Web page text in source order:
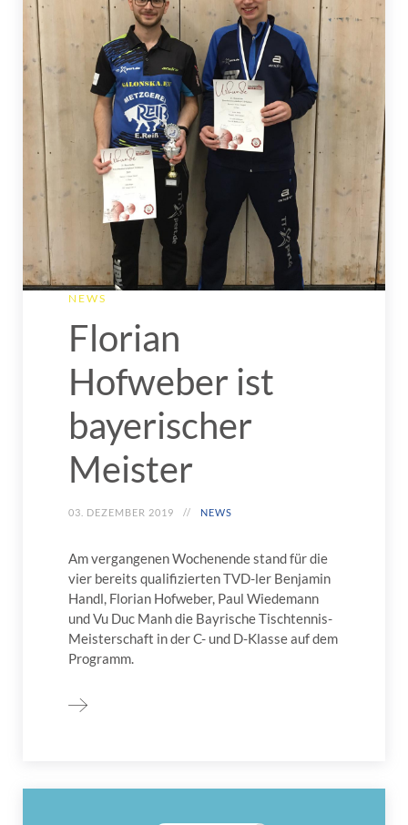
NEWS
Florian
Hofweber ist
bayerischer
Meister
03. DEZEMBER 2019 NEWS
Am vergangenen Wochenende stand für die
vier bereits qualifizierten TVD-ler Benjamin
Handl, Florian Hofweber, Paul Wiedemann
und Vu Duc Manh die Bayrische Tischtennis-
Meisterschaft in der C- und D-Klasse auf dem
Programm.